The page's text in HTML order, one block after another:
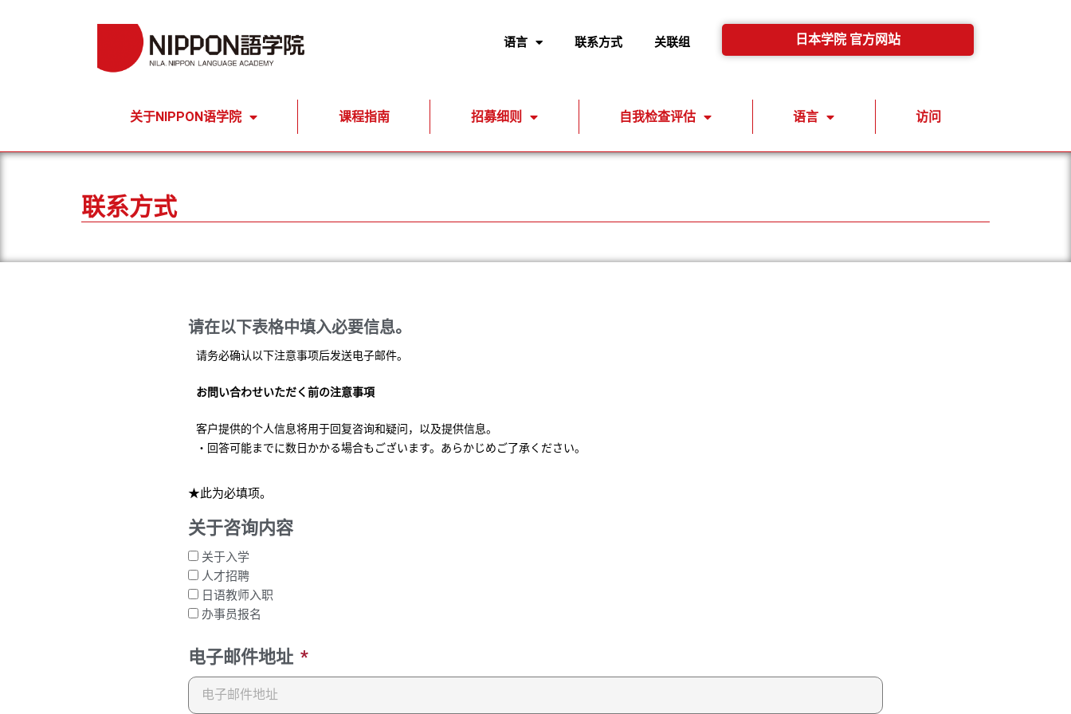
语言 联系方式 关联组 日本学院 官方网站
关于NIPPON语学院 课程指南 招募细则 自我检查评估 语言 访问
联系方式
请在以下表格中填入必要信息。
请务必确认以下注意事项后发送电子邮件。
お問い合わせいただく前の注意事項
客户提供的个人信息将用于回复咨询和疑问，以及提供信息。
・回答可能までに数日かかる場合もございます。あらかじめご了承ください。
★此为必填项。
关于咨询内容
关于入学
人才招聘
日语教师入职
办事员报名
电子邮件地址